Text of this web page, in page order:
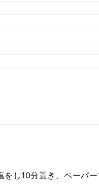
をし10分置き、ペーパ